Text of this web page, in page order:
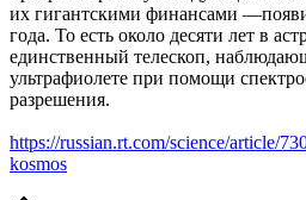
их гигантскими финансами
года. То есть около десяти лет в
единственный телескоп,
ультрафиолете при помощи
разрешения.
https://russian.rt.com/science/article/
kosmos